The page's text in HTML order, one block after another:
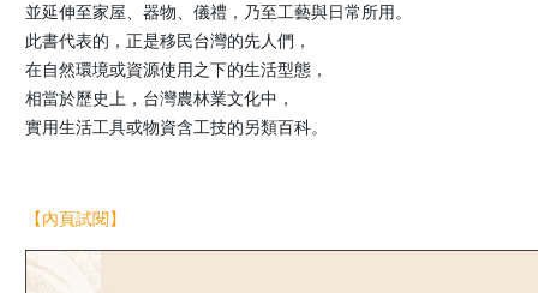
並延伸至家屋、器物、儀禮，乃至工藝與日常所用。
此書代表的，正是移民台灣的先人們，
在自然環境或資源使用之下的生活型態，
相當於歷史上，台灣農林業文化中，
實用生活工具或物資含工技的另類百科。
【內頁試閱】